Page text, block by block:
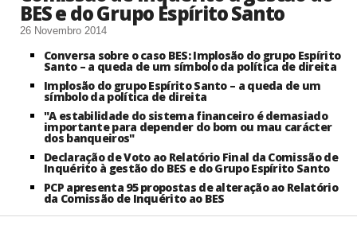
BES e do Grupo Espírito Santo
26 Novembro 2014
Conversa sobre o caso BES: Implosão do grupo Espírito
Santo – a queda de um símbolo da política de direita
Implosão do grupo Espírito Santo – a queda de um
símbolo da política de direita
"A estabilidade do sistema financeiro é demasiado
importante para depender do bom ou mau carácter
dos banqueiros"
Declaração de Voto ao Relatório Final da Comissão de
Inquérito à gestão do BES e do Grupo Espírito Santo
PCP apresenta 95 propostas de alteração ao Relatório
da Comissão de Inquérito ao BES